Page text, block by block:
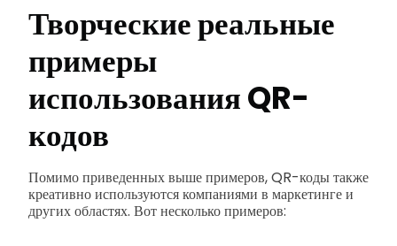
Творческие реальные
примеры
использования QR-
кодов
Помимо приведенных выше примеров, QR-коды также
креативно используются компаниями в маркетинге и
других областях. Вот несколько примеров: